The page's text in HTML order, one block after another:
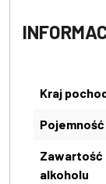
Kraj
Pojemność
Zawartość
alkoholu